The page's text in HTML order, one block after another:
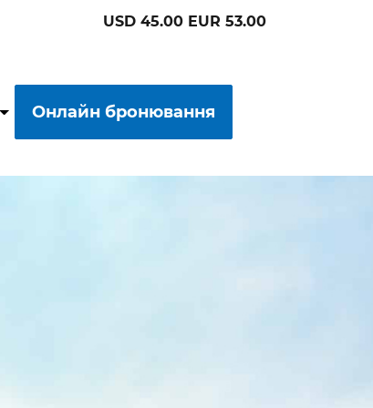
USD 45.00 EUR 53.00
Онлайн бронювання